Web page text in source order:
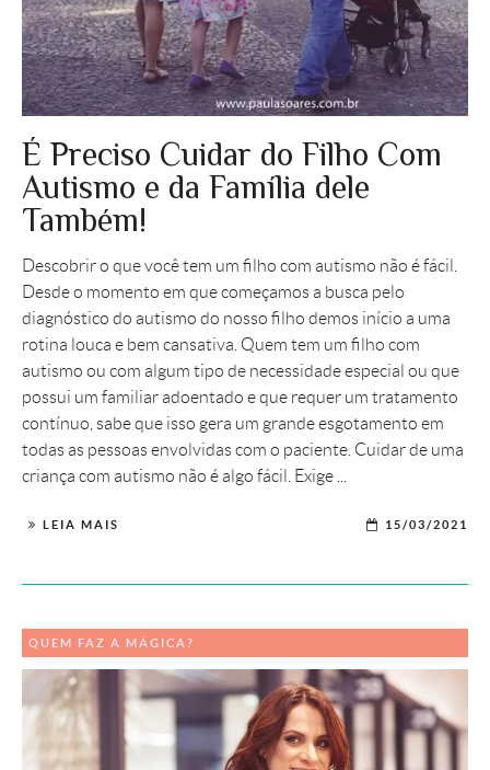
É Preciso Cuidar do Filho Com
Autismo e da Família dele
Também!
Descobrir o que você tem um filho com autismo não é fácil.
Desde o momento em que começamos a busca pelo
diagnóstico do autismo do nosso filho demos início a uma
rotina louca e bem cansativa. Quem tem um filho com
autismo ou com algum tipo de necessidade especial ou que
possui um familiar adoentado e que requer um tratamento
contínuo, sabe que isso gera um grande esgotamento em
todas as pessoas envolvidas com o paciente. Cuidar de uma
criança com autismo não é algo fácil. Exige ...
LEIA MAIS 15/03/2021
QUEM FAZ A MÁGICA?